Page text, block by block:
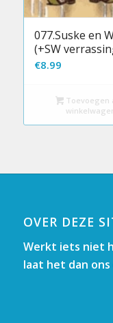
077.Suske en
(+SW
€8.99
Toevoegen
OVER DEZE
Werkt iets niet
laat het dan